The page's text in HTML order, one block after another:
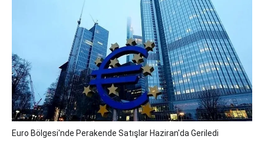
Euro Bölgesi'nde Perakende Satışlar Haziran'da Geriledi